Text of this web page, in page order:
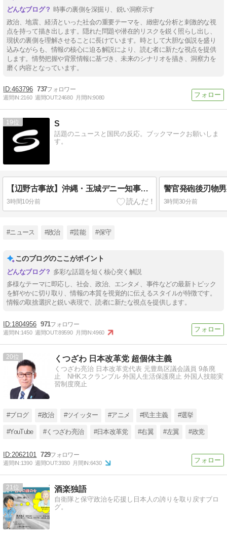
時事の裏側を深掘り、鋭い洞察示す
政治、地震、経済といった社会の重要テーマを、緻密な分析と刺激的な視
点を持って描き出します。隠れた問題や潜在的リスクを鋭く照らし出し、
現状の裏側を理解させることに長けています。時として大胆な仮説を盛り
込みながらも、情報の核心に迫る解説により、読む者に新たな視点を提供
します。情勢把握や背景情報に基づき、未来のシナリオを描き、洞察力を
磨く内容となっています。
463796 737
週間IN:2160 週間OUT:24680 月間IN:9080
19 S
話題のニュースと国民の反応。ブックマークお願いしま
す。
【辺野古事故】沖縄・玉城デニー知事「映像の公開には、ご遺族の気持ちにも配慮する必要がある」
3時間10分前 3時間30分前
#ニュース #政治 #芸能 #保守
このブログのここがポイント
多彩な話題を短く核心突く解説
多様なテーマに即応し、社会、政治、エンタメ、事件などの最新トピック
を鮮やかに切り取り、情報の本質を視覚的に伝えるスタイルが特徴です。
情報の取捨選択と鋭い表現で、読者に新たな視点を提供します。
1804956 971
週間IN:1450 週間OUT:89590 月間IN:4960
20 くつざわ 日本改革党 超個体主義
くつざわ亮治 日本改革党代表 元豊島区議会議員 9条廃
止 NHKスクランブル 外国人生活保護廃止 外国人技能実
習制度廃止
#ブログ #政治 #ツイッター #アニメ #民主主義 #選挙
#YouTube #くつざわ亮治 #日本改革党 #右翼 #左翼 #政党
2062101 729
週間IN:1390 週間OUT:3930 月間IN:6430
21 酒楽独語
自衛隊と保守政治を応援し日本人の誇りを取り戻すブロ
グ。